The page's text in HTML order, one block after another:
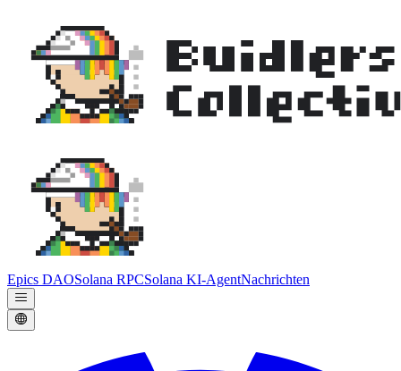
Epics DAOSolana RPCSolana KI-AgentNachrichten